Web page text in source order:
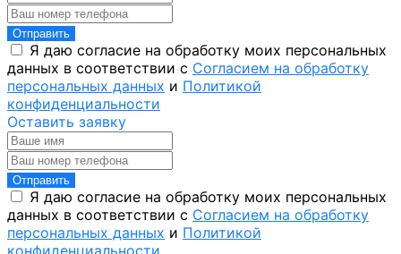
Отправить
Я даю согласие на обработку моих персональных
данных в соответствии с Согласием на обработку
персональных данных и Политикой
конфиденциальности
Оставить заявку
Отправить
Я даю согласие на обработку моих персональных
данных в соответствии с Согласием на обработку
персональных данных и Политикой
конфиденциальности